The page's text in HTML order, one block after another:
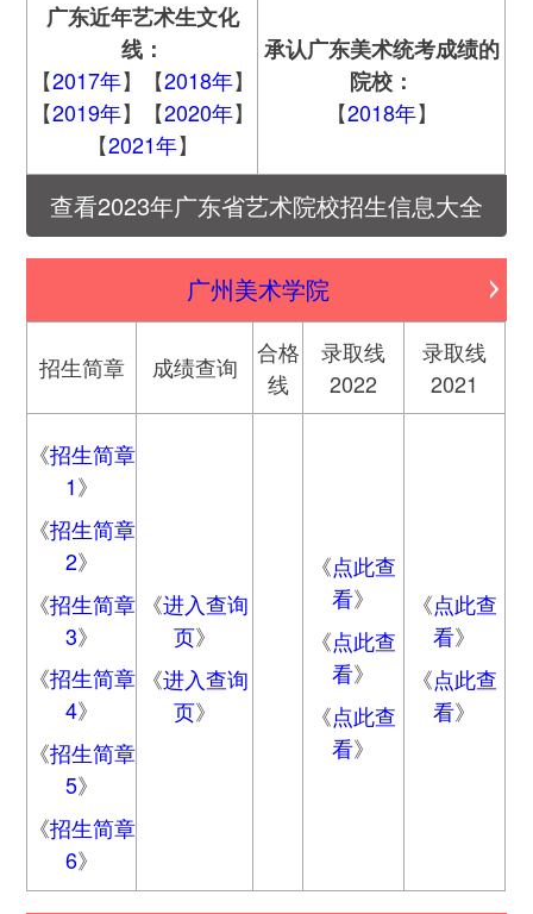
广东近年艺术生文化
线：
【2017年】【2018年】
【2019年】【2020年】
【2021年】
承认广东美术统考成绩的
院校：
【2018年】
查看2023年广东省艺术院校招生信息大全
广州美术学院
招生简章 成绩查询
合格
线
录取线
2022
录取线
2021
《招生简章
1》
《招生简章
2》
《招生简章
3》
《招生简章
4》
《招生简章
5》
《招生简章
6》
《进入查询
页》
《进入查询
页》
《点此查
看》
《点此查
看》
《点此查
看》
《点此查
看》
《点此查
看》